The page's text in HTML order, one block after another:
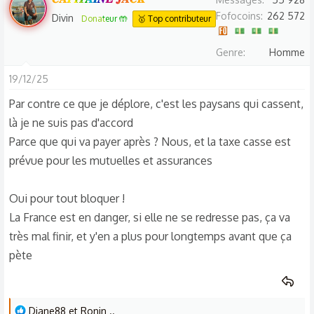
Divin Donateur 🤲 🥇 Top contributeur Fofocoins
262 572
Genre Homme
19/12/25
Par contre ce que je déplore, c'est les paysans qui cassent,
là je ne suis pas d'accord
Parce que qui va payer après ? Nous, et la taxe casse est
prévue pour les mutuelles et assurances
Oui pour tout bloquer !
La France est en danger, si elle ne se redresse pas, ça va
très mal finir, et y'en a plus pour longtemps avant que ça
pète
L
Diane88 et Ronin ..